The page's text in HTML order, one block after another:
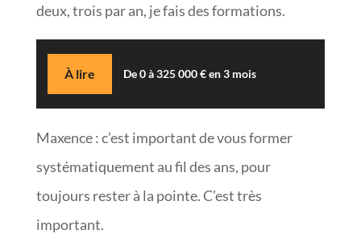
deux, trois par an, je fais des formations.
À lire De 0 à 325 000 € en 3 mois
Maxence : c’est important de vous former
systématiquement au fil des ans, pour
toujours rester à la pointe. C’est très
important.